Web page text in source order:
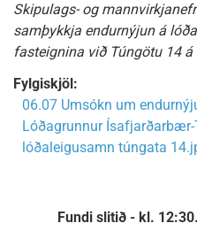
Skipulags- og
samþykkja endurnýjun á
fasteignina við Túngötu 14 á
Fylgiskjöl:
06.07 Umsókn um
Lóðagrunnur
lóðaleigusamn túngata
Fundi slitið - kl. 12:30.